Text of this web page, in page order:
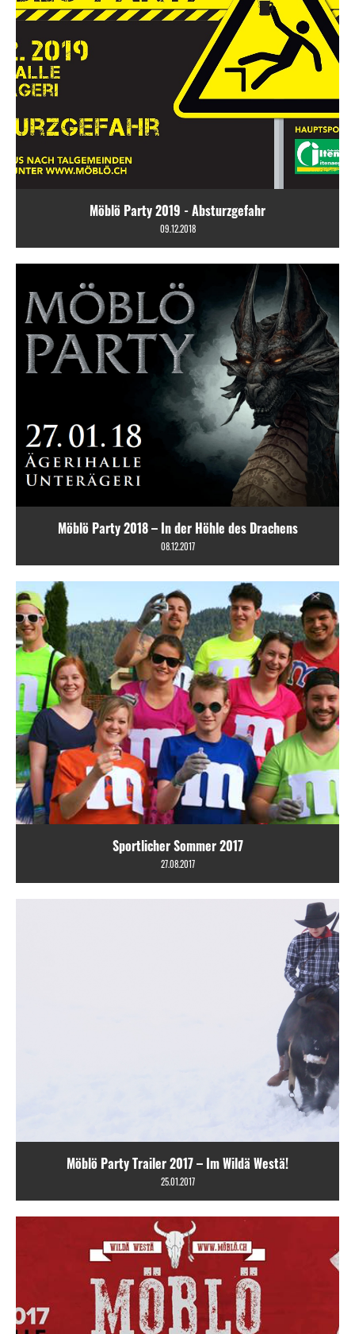
Möblö Party 2019 - Absturzgefahr
09.12.2018
Möblö Party 2018 – In der Höhle des Drachens
08.12.2017
Sportlicher Sommer 2017
27.08.2017
Möblö Party Trailer 2017 – Im Wildä Westä!
25.01.2017